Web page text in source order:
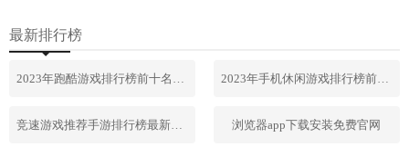
最新排行榜
2023年跑酷游戏排行榜前十名合集 2023年手机休闲游戏排行榜前十名
竞速游戏推荐手游排行榜最新2023 浏览器app下载安装免费官网